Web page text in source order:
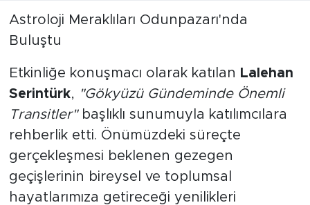
Astroloji Meraklıları Odunpazarı'nda
Buluştu
Etkinliğe konuşmacı olarak katılan Lalehan
Serintürk, "Gökyüzü Gündeminde Önemli
Transitler"başlıklı sunumuyla katılımcılara
rehberlik etti. Önümüzdeki süreçte
gerçekleşmesi beklenen gezegen
geçişlerinin bireysel ve toplumsal
hayatlarımıza getireceği yenilikleri